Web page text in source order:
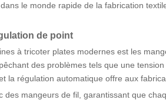
le monde rapide de la fabrication
de point
à tricoter plates modernes est les
des problèmes tels que une
régulation automatique offre aux
mangeurs de fil, garantissant que